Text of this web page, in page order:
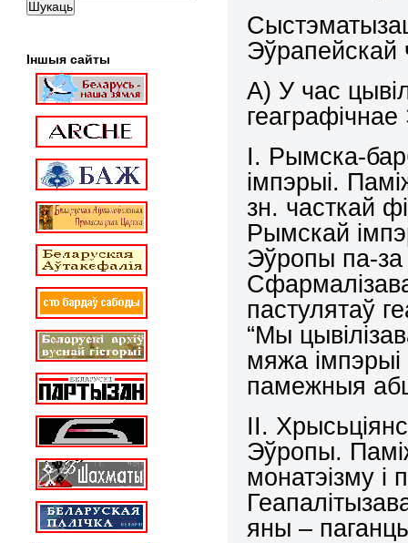
Эўрапейскай
А) У час
І. Рымска-
імпэрыі.
зн. часткай
Рымскай
Эўропы па-за
пастулятаў
“Мы
мяжа
памежныя
ІІ.
Эўропы.
монатэізму і
яны –
Іншыя сайты